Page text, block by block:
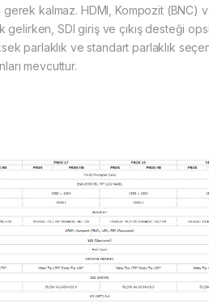
gerek kalmaz. HDMI, Kompozit (BNC)
gelirken, SDI giriş ve çıkış desteği
parlaklık ve standart parlaklık
mevcuttur.